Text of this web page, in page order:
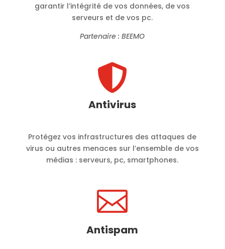
garantir l’intégrité de vos données, de vos
serveurs et de vos pc.
Partenaire : BEEMO

Antivirus
Protégez vos infrastructures des attaques de
virus ou autres menaces sur l’ensemble de vos
médias : serveurs, pc, smartphones.

Antispam